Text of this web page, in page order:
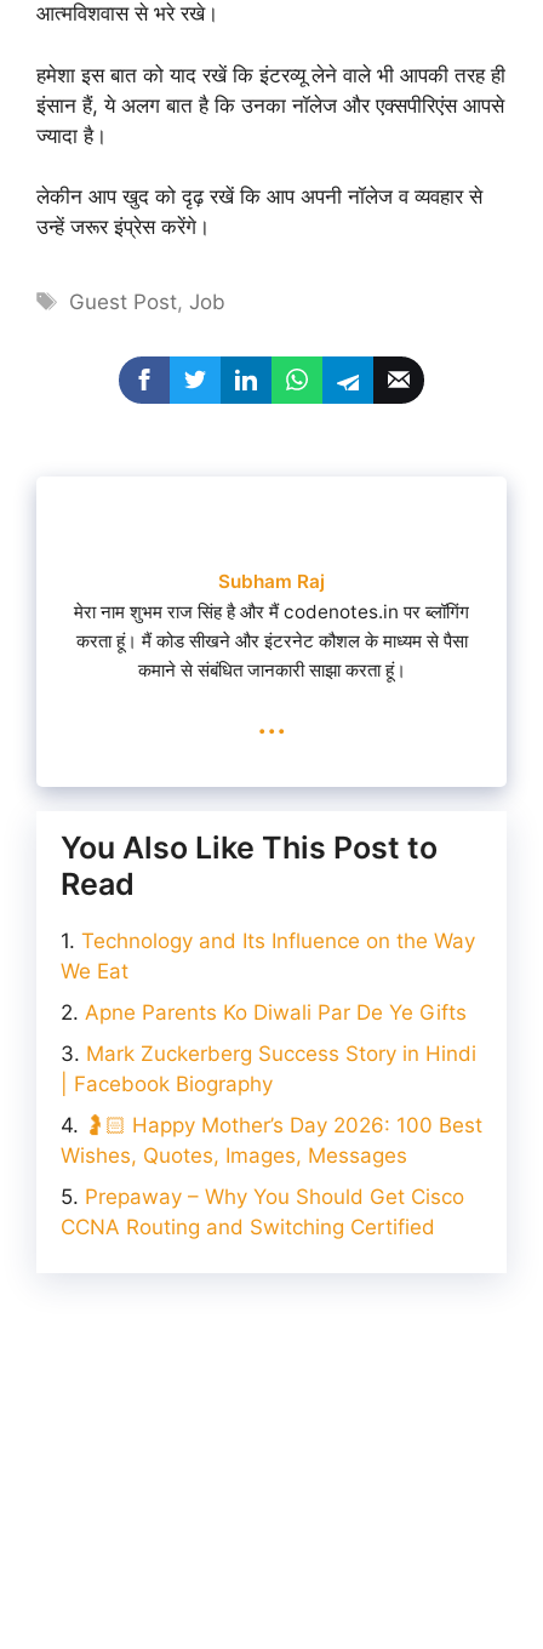
आत्मविशवास से भरे रखे।
हमेशा इस बात को याद रखें कि इंटरव्यू लेने वाले भी आपकी तरह ही
इंसान हैं, ये अलग बात है कि उनका नॉलेज और एक्सपीरिएंस आपसे
ज्यादा है।
लेकीन आप खुद को दृढ़ रखें कि आप अपनी नॉलेज व व्यवहार से
उन्हें जरूर इंप्रेस करेंगे।
Tags
Guest Post,Job
Subham Raj
मेरा नाम शुभम राज सिंह है और मैं codenotes.in पर ब्लॉगिंग
करता हूं। मैं कोड सीखने और इंटरनेट कौशल के माध्यम से पैसा
कमाने से संबंधित जानकारी साझा करता हूं।
...
You Also Like This Post to
Read
Technology and Its Influence on the Way
We Eat
Apne Parents Ko Diwali Par De Ye Gifts
Mark Zuckerberg Success Story in Hindi
| Facebook Biography
🤰🏻 Happy Mother’s Day 2026: 100 Best
Wishes, Quotes, Images, Messages
Prepaway – Why You Should Get Cisco
CCNA Routing and Switching Certified